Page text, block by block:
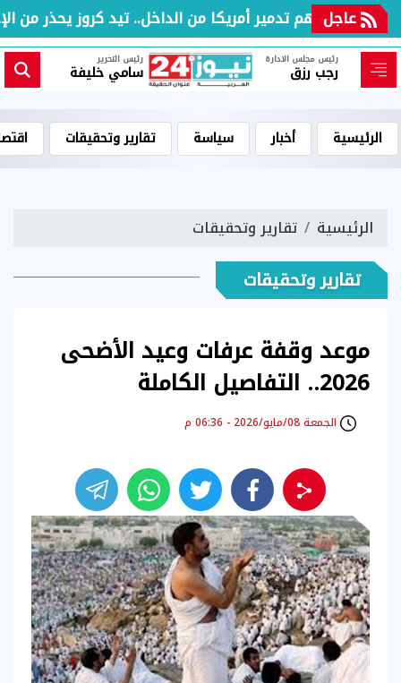
عاجل
هدفهم تدمير أمريكا من الداخل.. تيد كروز يحذر من
رئيس مجلس الادارة
رجب رزق
رئيس التحرير
سامي خليفة
الرئيسية أخبار سياسة تقارير وتحقيقات
الرئيسية تقارير وتحقيقات
تقارير وتحقيقات
موعد وقفة عرفات وعيد الأضحى
2026.. التفاصيل الكاملة
الجمعة 08/مايو/2026 - 06:36 م